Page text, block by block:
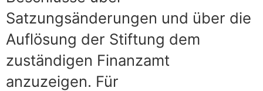
Satzungsänderungen und über die
Auflösung der Stiftung dem
zuständigen Finanzamt
anzuzeigen. Für